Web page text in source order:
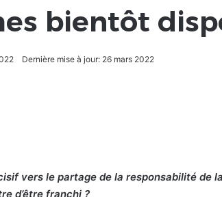
bientôt
Dernière mise à jour: 26 mars 2022
vers le partage de la responsabilité de
d’être franchi ?